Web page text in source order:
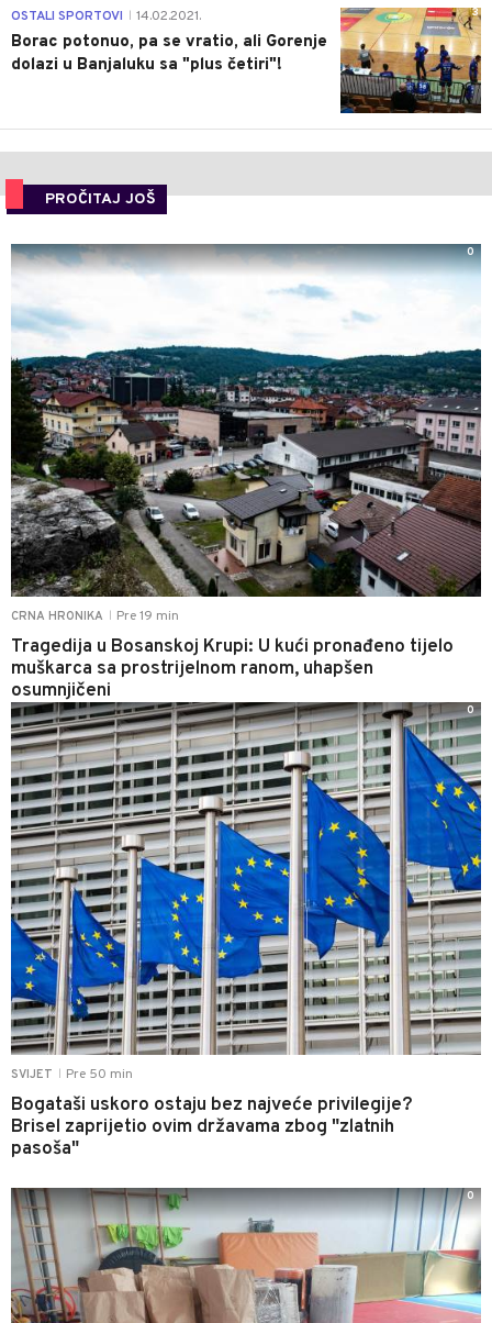
3
OSTALI SPORTOVI 14.02.2021.
Borac potonuo, pa se vratio, ali Gorenje
dolazi u Banjaluku sa "plus četiri"!
PROČITAJ JOŠ
CRNA HRONIKA Pre 19 min
Tragedija u Bosanskoj Krupi: U kući pronađeno tijelo
muškarca sa prostrijelnom ranom, uhapšen
osumnjičeni
0
SVIJET Pre 50 min
Bogataši uskoro ostaju bez najveće privilegije?
Brisel zaprijetio ovim državama zbog "zlatnih
pasoša"
0
0